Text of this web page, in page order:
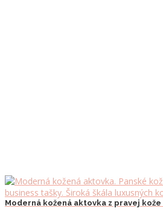
Moderná kožená aktovka z pravej